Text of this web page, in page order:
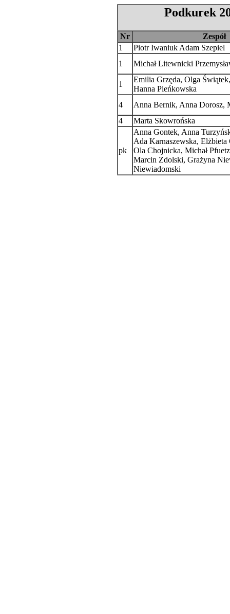
Podkurek
Nr
Zespół
1
Piotr Iwaniuk Adam Szepiel
1
Michał Litewnicki
1
Emilia Grzęda, Olga
Hanna Pieńkowska
4
Anna Bernik, Anna Dorosz,
4
Marta Skowrońska
pk
Anna Gontek, Anna
Ada Karnaszewska, Elżbieta
Ola Chojnicka, Michał
Marcin Zdolski, Grażyna
Niewiadomski